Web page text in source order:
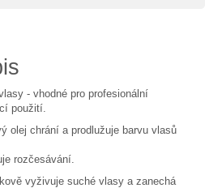
- vhodné pro profesionální
použití.
olej chrání a prodlužuje barvu vlasů
rozčesávání.
vyživuje suché vlasy a zanechá